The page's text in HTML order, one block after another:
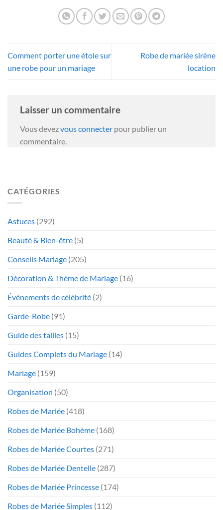
Comment porter une étole sur
une robe pour un mariage
Robe de mariée sirène
location
Laisser un commentaire
Vous devezvous connecter pour publier un
commentaire.
CATÉGORIES
Astuces (292)
Beauté & Bien-être (5)
Conseils Mariage (205)
Décoration & Thème de Mariage (16)
Événements de célébrité (2)
Garde-Robe (91)
Guide des tailles (15)
Guides Complets du Mariage (14)
Mariage (159)
Organisation (50)
Robes de Mariée (418)
Robes de Mariée Bohème (168)
Robes de Mariée Courtes (271)
Robes de Mariée Dentelle (287)
Robes de Mariée Princesse (174)
Robes de Mariée Simples (112)